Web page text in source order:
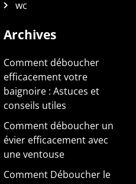
wc
Archives
Comment déboucher
efficacement votre
baignoire : Astuces et
conseils utiles
Comment déboucher un
évier efficacement avec
une ventouse
Comment Déboucher le